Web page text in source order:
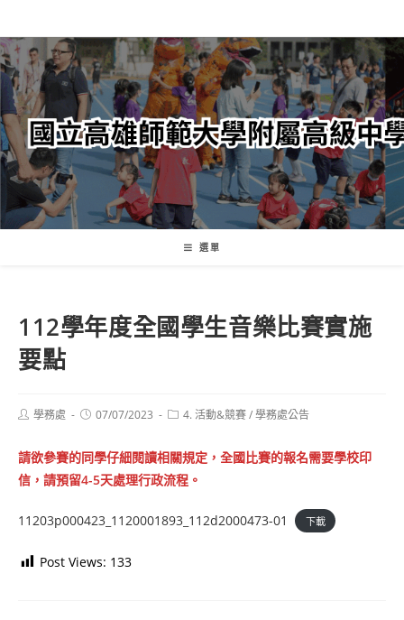
轉
至
主
內
容
選單
112學年度全國學生音樂比賽實施
要點
Post學務處
Post07/07/2023
Post4. 活動&競賽/學務處公告
請欲參賽的同學仔細閱讀相關規定，全國比賽的報名需要學校印
信，請預留4-5天處理行政流程。
11203p000423_1120001893_112d2000473-01 下載
Post Views: 133